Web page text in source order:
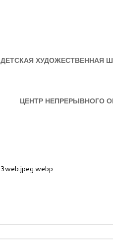
ДЕТСКАЯ ХУДОЖЕСТВЕННАЯ
ЦЕНТР НЕПРЕРЫВНОГО